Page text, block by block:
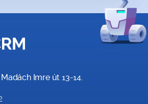
Imre út 13-14.